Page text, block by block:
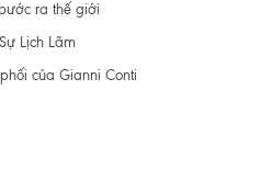
ra thế giới
Lịch Lãm
của Gianni Conti